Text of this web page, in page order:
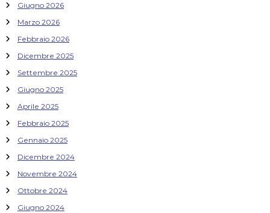
Giugno 2026
Marzo 2026
Febbraio 2026
Dicembre 2025
Settembre 2025
Giugno 2025
Aprile 2025
Febbraio 2025
Gennaio 2025
Dicembre 2024
Novembre 2024
Ottobre 2024
Giugno 2024